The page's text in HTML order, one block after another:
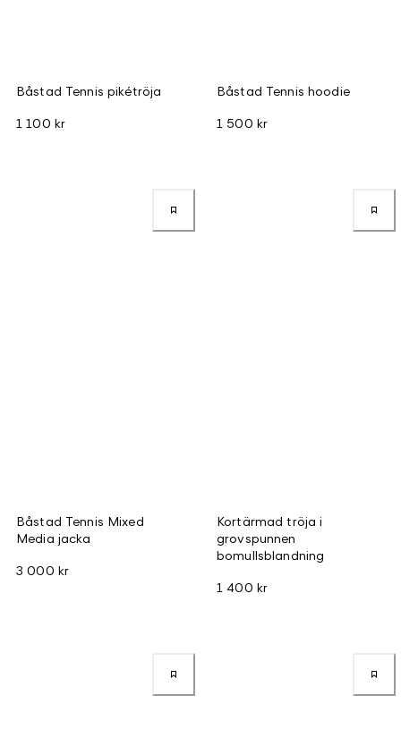
Båstad Tennis pikétröja
1 100 kr
Båstad Tennis hoodie
1 500 kr
Båstad Tennis Mixed
Media jacka
3 000 kr
Kortärmad tröja i
grovspunnen
bomullsblandning
1 400 kr